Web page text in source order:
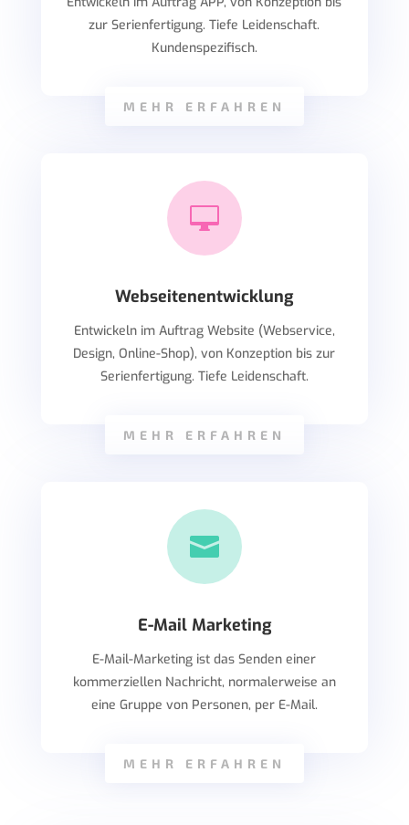
zur Serienfertigung. Tiefe Leidenschaft.
Kundenspezifisch.
MEHR ERFAHREN

Webseitenentwicklung
Entwickeln im Auftrag Website (Webservice,
Design, Online-Shop), von Konzeption bis zur
Serienfertigung. Tiefe Leidenschaft.
MEHR ERFAHREN

E-Mail Marketing
E-Mail-Marketing ist das Senden einer
kommerziellen Nachricht, normalerweise an
eine Gruppe von Personen, per E-Mail.
MEHR ERFAHREN